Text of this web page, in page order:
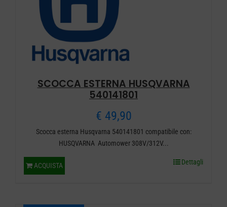
SCOCCA ESTERNA HUSQVARNA
540141801
€ 49,90
Scocca esterna Husqvarna 540141801 compatibile con:
HUSQVARNA Automower 308V/312V...
ACQUISTA Dettagli